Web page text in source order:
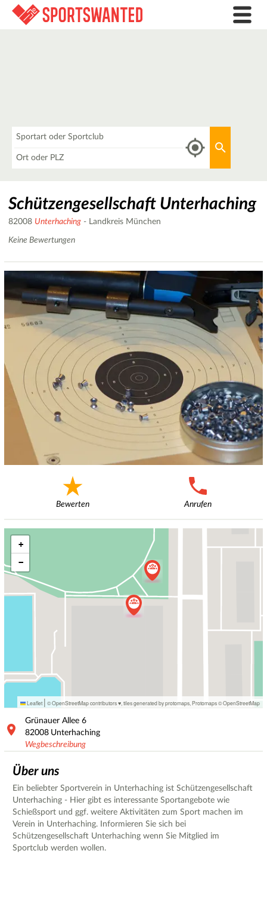
Schützengesellschaft Unterhaching
82008 Unterhaching - Landkreis München
Keine Bewertungen
Bewerten Anrufen
+
−
Leaflet | © OpenStreetMap contributors ♥, tiles generated by protomaps Protomaps©OpenStreetMap
Grünauer Allee 6
82008 Unterhaching
Wegbeschreibung
Über uns
Ein beliebter Sportverein in Unterhaching ist Schützengesellschaft
Unterhaching - Hier gibt es interessante Sportangebote wie
Schießsport und ggf. weitere Aktivitäten zum Sport machen im
Verein in Unterhaching. Informieren Sie sich bei
Schützengesellschaft Unterhaching wenn Sie Mitglied im
Sportclub werden wollen.